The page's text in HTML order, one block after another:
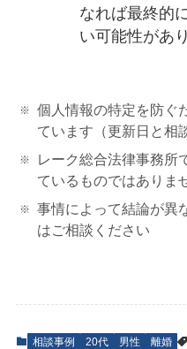
なれば最終的
い可能性があ
個人情報の特定を防ぐ
ています（更新日と相
レーク総合法律事務所
ているものではありま
事情によって結論が異
はご相談ください
相談事例 20代 男性 離婚